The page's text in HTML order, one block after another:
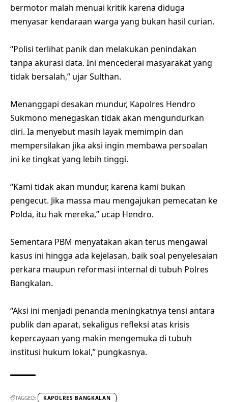
bermotor malah menuai kritik karena diduga
menyasar kendaraan warga yang bukan hasil curian.
“Polisi terlihat panik dan melakukan penindakan
tanpa akurasi data. Ini mencederai masyarakat yang
tidak bersalah,” ujar Sulthan.
Menanggapi desakan mundur, Kapolres Hendro
Sukmono menegaskan tidak akan mengundurkan
diri. Ia menyebut masih layak memimpin dan
mempersilakan jika aksi ingin membawa persoalan
ini ke tingkat yang lebih tinggi.
“Kami tidak akan mundur, karena kami bukan
pengecut. Jika massa mau mengajukan pemecatan ke
Polda, itu hak mereka,” ucap Hendro.
Sementara PBM menyatakan akan terus mengawal
kasus ini hingga ada kejelasan, baik soal penyelesaian
perkara maupun reformasi internal di tubuh Polres
Bangkalan.
“Aksi ini menjadi penanda meningkatnya tensi antara
publik dan aparat, sekaligus refleksi atas krisis
kepercayaan yang makin mengemuka di tubuh
institusi hukum lokal,” pungkasnya.
TAGGED:
KAPOLRES BANGKALAN